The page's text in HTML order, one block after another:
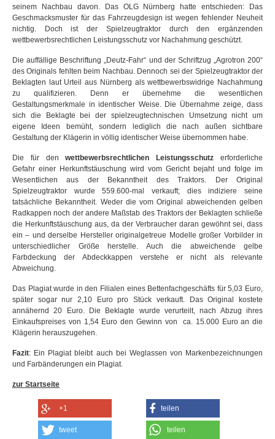
seinem Nachbau davon. Das OLG Nürnberg hatte entschieden: Das
Geschmacksmuster für das Fahrzeugdesign ist wegen fehlender Neuheit
nichtig. Doch ist der Spielzeugtraktor durch den ergänzenden
wettbewerbsrechtlichen Leistungsschutz vor Nachahmung geschützt.
Die auffällige Beschriftung „Deutz-Fahr“ und der Schriftzug „Agrotron 200“
des Originals fehlten beim Nachbau. Dennoch sei der Spielzeugtraktor der
Beklagten laut Urteil aus Nürnberg als wettbewerbswidrige Nachahmung
zu qualifizieren. Denn er übernehme die wesentlichen
Gestaltungsmerkmale in identischer Weise. Die Übernahme zeige, dass
sich die Beklagte bei der spielzeugtechnischen Umsetzung nicht um
eigene Ideen bemüht, sondern lediglich die nach außen sichtbare
Gestaltung der Klägerin in völlig identischer Weise übernommen habe.
Die für denwettbewerbsrechtlichen Leistungsschutz erforderliche
Gefahr einer Herkunftstäuschung wird vom Gericht bejaht und folge im
Wesentlichen aus der Bekanntheit des Traktors.
Der Original
Spielzeugtraktor wurde 559.600-mal verkauft; dies indiziere seine
tatsächliche Bekanntheit. Weder die vom Original abweichenden gelben
Radkappen noch der andere Maßstab des Traktors der Beklagten schließe
die Herkunftstäuschung aus, da der Verbraucher daran gewöhnt sei, dass
ein – und derselbe Hersteller originalgetreue Modelle großer Vorbilder in
unterschiedlicher Größe herstelle. Auch die abweichende gelbe
Farbdeckung der Abdeckkappen verstehe er nicht als relevante
Abweichung.
Das Plagiat wurde in den Filialen eines Bettenfachgeschäfts für 5,03 Euro,
später sogar nur 2,10 Euro pro Stück verkauft. Das Original kostete
annähernd 20 Euro. Die Beklagte wurde verurteilt, nach Abzug ihres
Einkaufspreises von 1,54 Euro den Gewinn von ca. 15.000 Euro an die
Klägerin herauszugehen.
Fazit: Ein Plagiat bleibt auch bei Weglassen von Markenbezeichnungen
und Farbänderungen ein Plagiat.
zur Startseite
+1 teilen
tweet teilen